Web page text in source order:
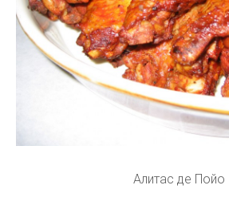
Алитас де Пойо